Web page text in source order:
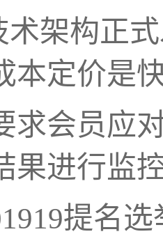
术架构正
本定价是
求会员应
果进行监
提名